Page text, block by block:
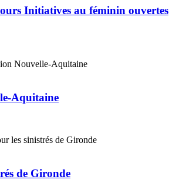
Initiatives au féminin ouvertes
Aquitaine
de Gironde